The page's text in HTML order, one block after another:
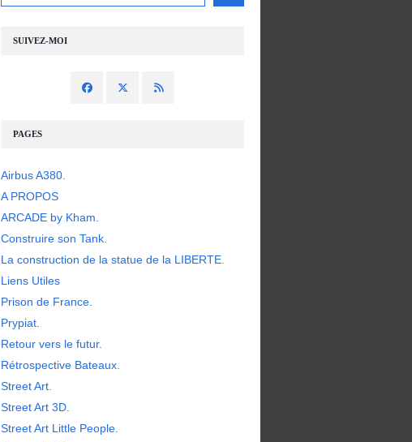
SUIVEZ-MOI
PAGES
Airbus A380.
A PROPOS
ARCADE by Kham.
Construire son Tank.
La construction de la statue de la LIBERTE.
Liens Utiles
Prison de France.
Prypiat.
Retour vers le futur.
Rétrospective Bateaux.
Street Art.
Street Art 3D.
Street Art Little People.